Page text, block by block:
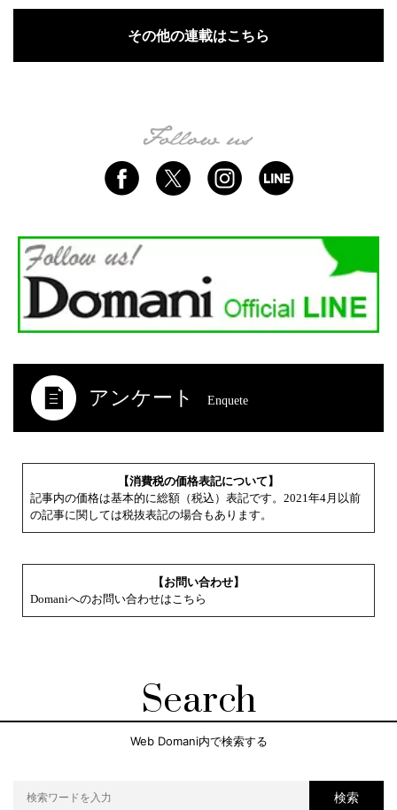
その他の連載はこちら
アンケート Enquete
【消費税の価格表記について】
記事内の価格は基本的に総額（税込）表記です。2021年4月以前
の記事に関しては税抜表記の場合もあります。
【お問い合わせ】
Domaniへのお問い合わせはこちら
Search
Web Domani内で検索する
検索